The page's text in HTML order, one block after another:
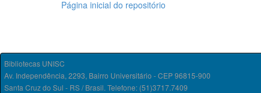
Página inicial do repositório
Bibliotecas UNISC
Av. Independência, 2293, Bairro Universitário - CEP 96815-900
Santa Cruz do Sul - RS / Brasil. Telefone: (51)3717.7409